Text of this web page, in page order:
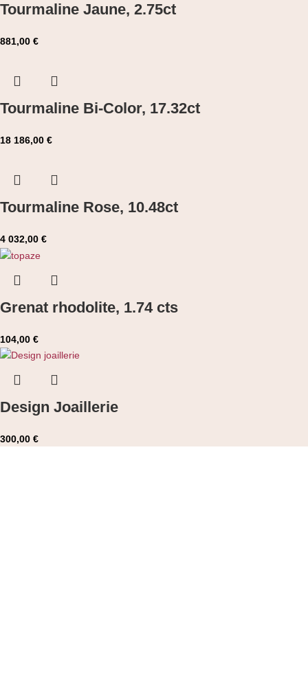
Tourmaline Jaune, 2.75ct
881,00 €
Tourmaline Bi-Color, 17.32ct
18 186,00 €
Tourmaline Rose, 10.48ct
4 032,00 €
Grenat rhodolite, 1.74 cts
104,00 €
Design Joaillerie
300,00 €